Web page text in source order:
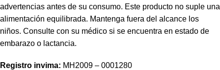
advertencias antes de su consumo. Este producto no suple una
alimentación equilibrada. Mantenga fuera del alcance los
niños. Consulte con su médico si se encuentra en estado de
embarazo o lactancia.
Registro invima: MH2009 – 0001280